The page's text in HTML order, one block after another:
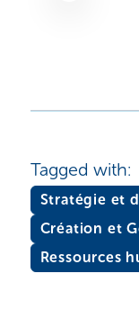
Tagged with:
Stratégie et
Création et
Ressources